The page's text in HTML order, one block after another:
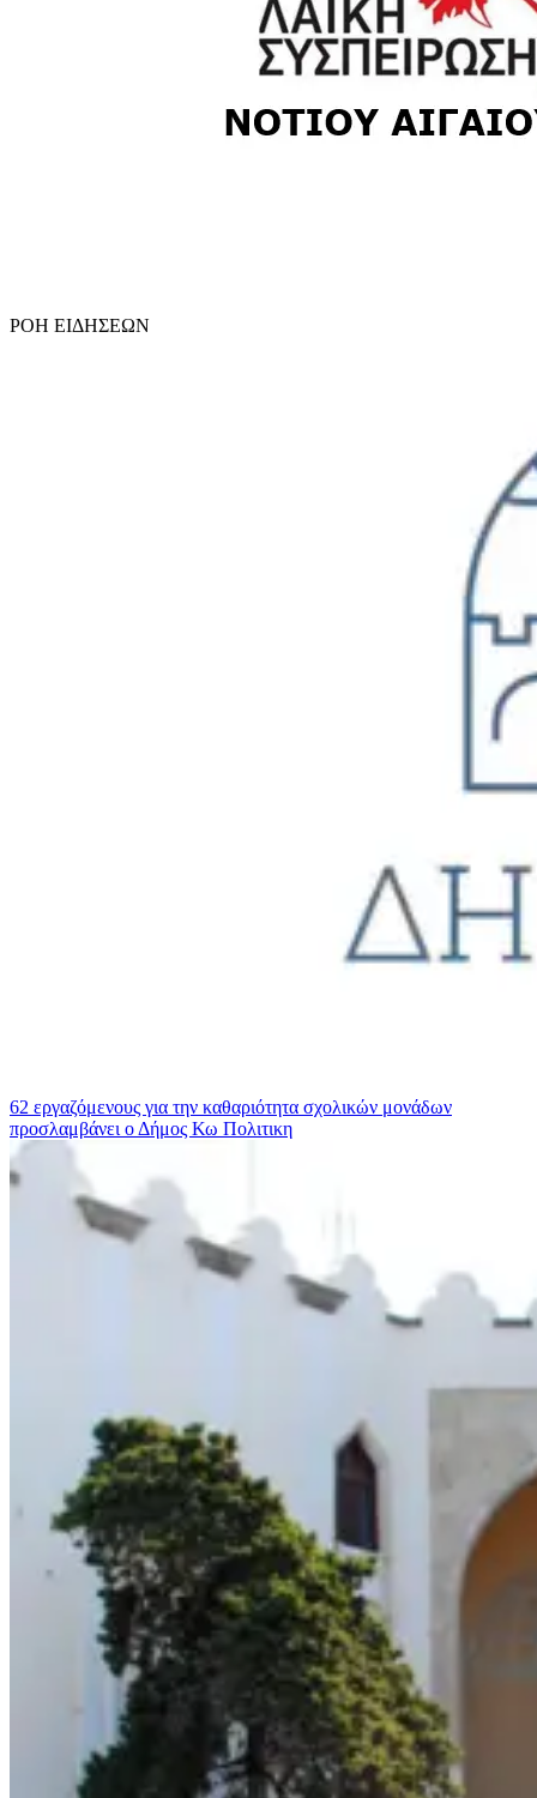
ΡΟΗ ΕΙΔΗΣΕΩΝ
62 εργαζόμενους για την καθαριότητα σχολικών μονάδων
προσλαμβάνει ο Δήμος Κω Πολιτικη